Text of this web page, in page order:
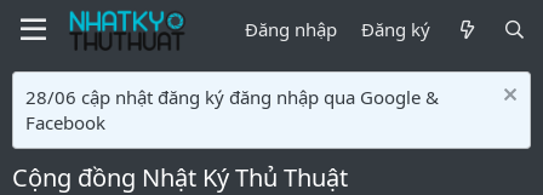
Đăng nhập Đăng ký
28/06 cập nhật đăng ký đăng nhập qua Google &
Facebook
Cộng đồng Nhật Ký Thủ Thuật